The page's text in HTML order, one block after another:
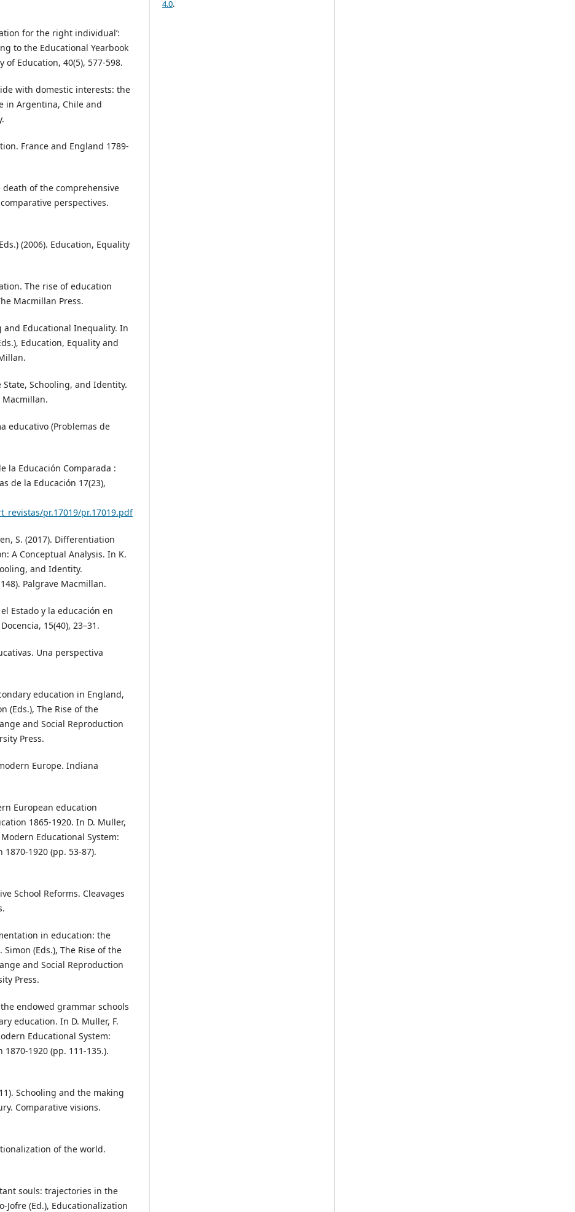
for the right individual’:
to the Educational Yearbook
of Education, 40(5), 577-598.
with domestic interests: the
in Argentina, Chile and
France and England 1789-
death of the comprehensive
perspectives.
(2006). Education, Equality
The rise of education
Macmillan Press.
and Educational Inequality. In
Education, Equality and
State, Schooling, and Identity.
Macmillan.
educativo (Problemas de
la Educación Comparada :
de la Educación 17(23),
pr.17019/pr.17019.pdf
S. (2017). Differentiation
A Conceptual Analysis. In K.
and Identity.
Palgrave Macmillan.
Estado y la educación en
15(40), 23–31.
Una perspectiva
education in England,
(Eds.), The Rise of the
and Social Reproduction
Press.
Europe. Indiana
European education
1865-1920. In D. Muller,
Educational System:
1920 (pp. 53-87).
School Reforms. Cleavages
in education: the
(Eds.), The Rise of the
and Social Reproduction
Press.
endowed grammar schools
education. In D. Muller, F.
Educational System:
1920 (pp. 111-135.).
Schooling and the making
Comparative visions.
of the world.
souls: trajectories in the
(Ed.), Educationalization
4.0.